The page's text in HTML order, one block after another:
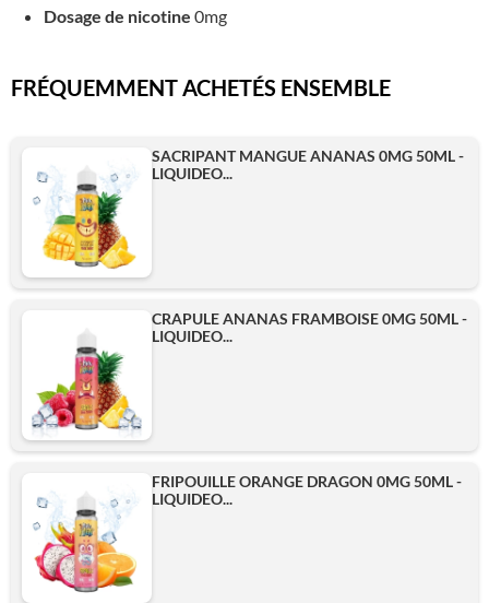
Dosage de nicotine 0mg
FRÉQUEMMENT ACHETÉS ENSEMBLE
SACRIPANT MANGUE ANANAS 0MG 50ML -
LIQUIDEO...
CRAPULE ANANAS FRAMBOISE 0MG 50ML -
LIQUIDEO...
FRIPOUILLE ORANGE DRAGON 0MG 50ML -
LIQUIDEO...